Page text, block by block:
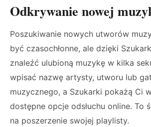
Odkrywanie nowej
Poszukiwanie nowych utworów
być czasochłonne, ale dzięki
znaleźć ulubioną muzykę w kilka
wpisać nazwę artysty, utworu lub
muzycznego, a Szukarki pokażą Ci
dostępne opcje odsłuchu online. To
na poszerzenie swojej playlisty.